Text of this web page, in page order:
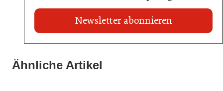
Newsletter abonnieren
Ähnliche Artikel
20. Juli 2026
03. Juni 2026